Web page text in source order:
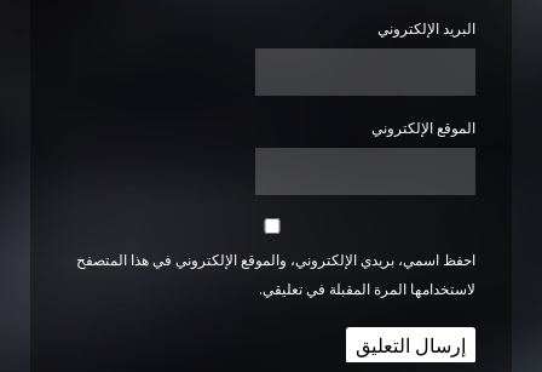
البريد الإلكتروني
الموقع الإلكتروني
احفظ اسمي، بريدي الإلكتروني، والموقع الإلكتروني في هذا المتصفح
لاستخدامها المرة المقبلة في تعليقي.